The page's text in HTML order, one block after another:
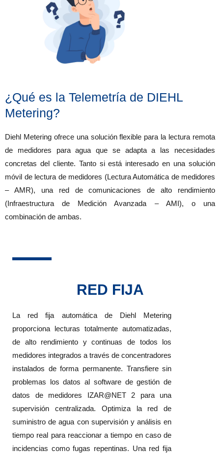
¿Qué es la Telemetría de DIEHL
Metering?
Diehl Metering ofrece una solución flexible para la lectura remota
de medidores para agua que se adapta a las necesidades
concretas del cliente. Tanto si está interesado en una solución
móvil de lectura de medidores (Lectura Automática de medidores
– AMR), una red de comunicaciones de alto rendimiento
(Infraestructura de Medición Avanzada – AMI), o una
combinación de ambas.
RED FIJA
La red fija automática de Diehl Metering
proporciona lecturas totalmente automatizadas,
de alto rendimiento y continuas de todos los
medidores integrados a través de concentradores
instalados de forma permanente. Transfiere sin
problemas los datos al software de gestión de
datos de medidores IZAR@NET 2 para una
supervisión centralizada. Optimiza la red de
suministro de agua con supervisión y análisis en
tiempo real para reaccionar a tiempo en caso de
incidencias como fugas repentinas. Una red fija